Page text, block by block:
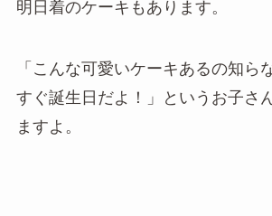
明日着のケーキもあります。
「こんな可愛いケーキあるの知ら
すぐ誕生日だよ！」というお子さ
ますよ。